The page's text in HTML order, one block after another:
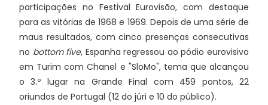
participações no Festival Eurovisão, com destaque
para as vitórias de 1968 e 1969. Depois de uma série de
maus resultados, com cinco presenças consecutivas
no bottom five, Espanha regressou ao pódio eurovisivo
em Turim com Chanel e "SloMo", tema que alcançou
o 3.º lugar na Grande Final com 459 pontos, 22
oriundos de Portugal (12 do júri e 10 do público).